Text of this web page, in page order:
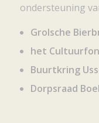
ondersteuning
Grolsche
het
Buurtkring
Dorpsraad